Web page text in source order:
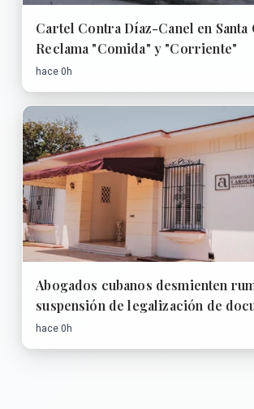
Cartel Contra Díaz-Canel en Santa
Reclama "Comida" y "Corriente"
hace 0h
Abogados cubanos desmienten
suspensión de legalización de
hace 0h